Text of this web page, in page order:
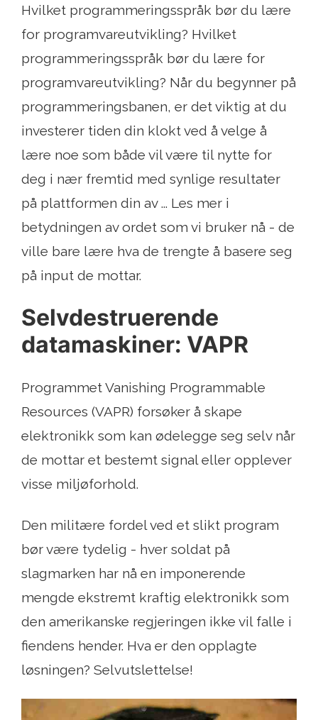
Hvilket programmeringsspråk bør du lære
for programvareutvikling? Hvilket
programmeringsspråk bør du lære for
programvareutvikling? Når du begynner på
programmeringsbanen, er det viktig at du
investerer tiden din klokt ved å velge å
lære noe som både vil være til nytte for
deg i nær fremtid med synlige resultater
på plattformen din av ... Les mer i
betydningen av ordet som vi bruker nå - de
ville bare lære hva de trengte å basere seg
på input de mottar.
Selvdestruerende
datamaskiner: VAPR
Programmet Vanishing Programmable
Resources (VAPR) forsøker å skape
elektronikk som kan ødelegge seg selv når
de mottar et bestemt signal eller opplever
visse miljøforhold.
Den militære fordel ved et slikt program
bør være tydelig - hver soldat på
slagmarken har nå en imponerende
mengde ekstremt kraftig elektronikk som
den amerikanske regjeringen ikke vil falle i
fiendens hender. Hva er den opplagte
løsningen? Selvutslettelse!